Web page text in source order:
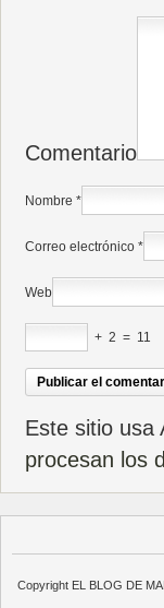
Comentario
Nombre *
Correo electrónico *
Web
+ 2 = 11
Este sitio usa
procesan los
Copyright EL BLOG DE